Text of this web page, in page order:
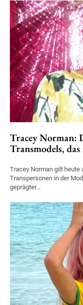
Tracey Norman:
Transmodels,
Tracey Norman gilt heute
Transpersonen in der
geprägter...